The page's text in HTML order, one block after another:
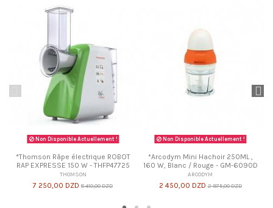
Non Disponible Actuellement !
*Thomson Râpe électrique ROBOT
RAP EXPRESSE 150 W - THFP47725
THOMSON
7 250,00 DZD 8 410,00 DZD
Non Disponible Actuellement !
*Arcodym Mini Hachoir 250ML ,
160 W, Blanc / Rouge - GM-6090D
ARCODYM
2 450,00 DZD 2 975,00 DZD